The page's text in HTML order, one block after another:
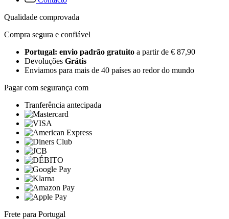
Qualidade comprovada
Compra segura e confiável
Portugal: envio padrão gratuito a partir de € 87,90
Devoluções Grátis
Enviamos para mais de 40 países ao redor do mundo
Pagar com segurança com
Tranferência antecipada
Frete para Portugal